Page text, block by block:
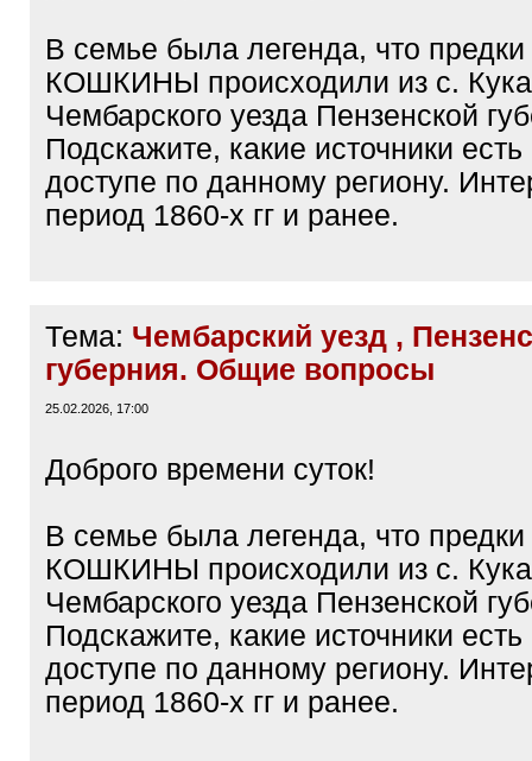
В семье была легенда, что
КОШКИНЫ происходили из с.
Чембарского уезда Пензенской
Подскажите, какие источники
доступе по данному региону.
период 1860-х гг и ранее.
Тема: Чембарский уезд ,
губерния. Общие вопросы
25.02.2026, 17:00
Доброго времени суток!
В семье была легенда, что
КОШКИНЫ происходили из с.
Чембарского уезда Пензенской
Подскажите, какие источники
доступе по данному региону.
период 1860-х гг и ранее.